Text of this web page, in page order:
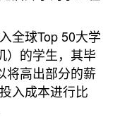
全球Top 50大学
）的学生，其毕
将高出部分的薪
入成本进行比